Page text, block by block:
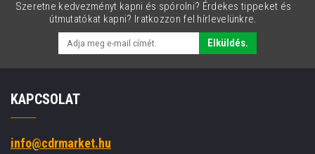
Szeretne kedvezményt kapni és spórolni? Érdekes tippeket és
útmutatókat kapni? Iratkozzon fel hírlevelünkre.
Elküldés.
KAPCSOLAT
info@cdrmarket.hu